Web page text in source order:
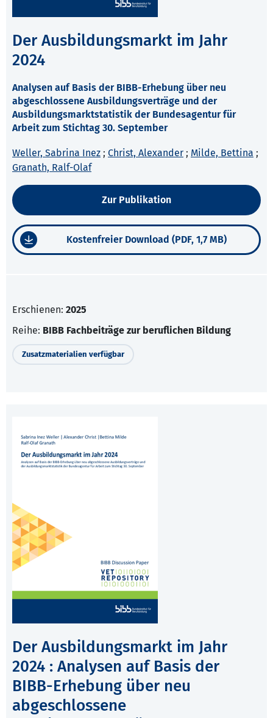
Der Ausbildungsmarkt im Jahr
2024
Analysen auf Basis der BIBB-Erhebung über neu
abgeschlossene Ausbildungsverträge und der
Ausbildungsmarktstatistik der Bundesagentur für
Arbeit zum Stichtag 30. September
Weller, Sabrina Inez ; Christ, Alexander ; Milde, Bettina ;
Granath, Ralf-Olaf
Zur Publikation
Kostenfreier Download (PDF, 1,7 MB)
Erschienen: 2025
Reihe: BIBB Fachbeiträge zur beruflichen Bildung
Zusatzmaterialien verfügbar
Der Ausbildungsmarkt im Jahr
2024 : Analysen auf Basis der
BIBB-Erhebung über neu
abgeschlossene